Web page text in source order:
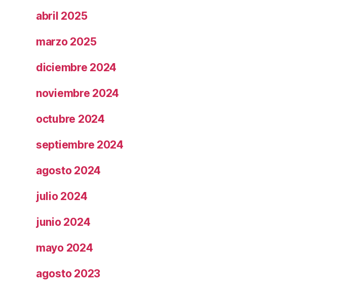
abril 2025
marzo 2025
diciembre 2024
noviembre 2024
octubre 2024
septiembre 2024
agosto 2024
julio 2024
junio 2024
mayo 2024
agosto 2023